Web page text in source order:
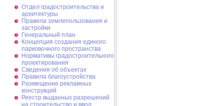
Отдел градостроительства и
архитектуры
Правила землепользования и
застройки
Генеральный план
Концепция создания единого
парковочного пространства
Нормативы градостроительного
проектирования
Сведения об объектах
Правила благоустройства
Размещение рекламных
конструкций
Реестр выданных разрешений
на строительство и ввод